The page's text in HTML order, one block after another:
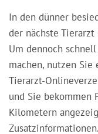
In den dünner
der nächste
Um dennoch
machen, nutzen
Tierarzt-
und Sie bekommen
Kilometern